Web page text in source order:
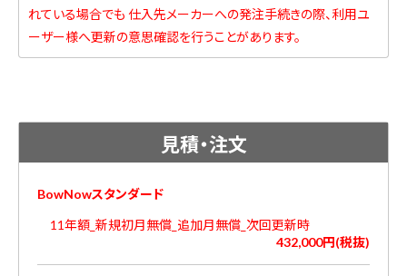
れている場合でも 仕入先メーカーへの発注手続きの際、利用ユ
ーザー様へ更新の意思確認を行うことがあります。
見積・注文
BowNowスタンダード
11年額_新規初月無償_追加月無償_次回更新時
432,000円(税抜)